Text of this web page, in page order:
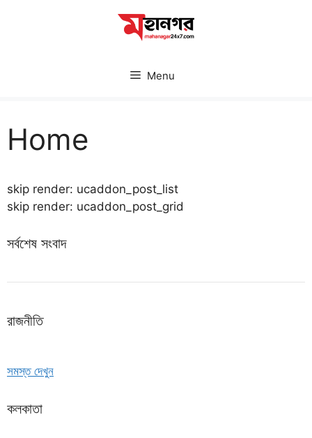
Menu
Home
skip render: ucaddon_post_list
skip render: ucaddon_post_grid
সর্বশেষ সংবাদ
রাজনীতি
সমস্ত দেখুন
কলকাতা